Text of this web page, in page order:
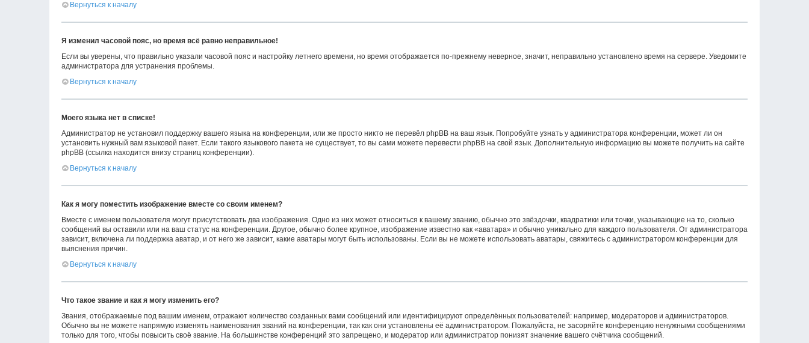
Вернуться к началу
Я изменил часовой пояс, но время всё равно неправильное!
Если вы уверены, что правильно указали часовой пояс и настройку летнего времени, но время отображается по-прежнему неверное, значит, неправильно установлено время на сервере. Уведомите
администратора для устранения проблемы.
Вернуться к началу
Моего языка нет в списке!
Администратор не установил поддержку вашего языка на конференции, или же просто никто не перевёл phpBB на ваш язык. Попробуйте узнать у администратора конференции, может ли он
установить нужный вам языковой пакет. Если такого языкового пакета не существует, то вы сами можете перевести phpBB на свой язык. Дополнительную информацию вы можете получить на сайте
phpBB (ссылка находится внизу страниц конференции).
Вернуться к началу
Как я могу поместить изображение вместе со своим именем?
Вместе с именем пользователя могут присутствовать два изображения. Одно из них может относиться к вашему званию, обычно это звёздочки, квадратики или точки, указывающие на то, сколько
сообщений вы оставили или на ваш статус на конференции. Другое, обычно более крупное, изображение известно как «аватара» и обычно уникально для каждого пользователя. От администратора
зависит, включена ли поддержка аватар, и от него же зависит, какие аватары могут быть использованы. Если вы не можете использовать аватары, свяжитесь с администратором конференции для
выяснения причин.
Вернуться к началу
Что такое звание и как я могу изменить его?
Звания, отображаемые под вашим именем, отражают количество созданных вами сообщений или идентифицируют определённых пользователей: например, модераторов и администраторов.
Обычно вы не можете напрямую изменять наименования званий на конференции, так как они установлены её администратором. Пожалуйста, не засоряйте конференцию ненужными сообщениями
только для того, чтобы повысить своё звание. На большинстве конференций это запрещено, и модератор или администратор понизят значение вашего счётчика сообщений.